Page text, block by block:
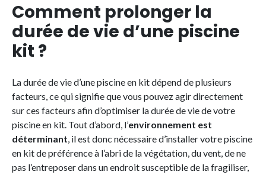
Comment prolonger la
durée de vie d’une piscine
kit ?
La durée de vie d’une piscine en kit dépend de plusieurs
facteurs, ce qui signifie que vous pouvez agir directement
sur ces facteurs afin d’optimiser la durée de vie de votre
piscine en kit. Tout d’abord, l’environnement est
déterminant, il est donc nécessaire d’installer votre piscine
en kit de préférence à l’abri de la végétation, du vent, de ne
pas l’entreposer dans un endroit susceptible de la fragiliser,